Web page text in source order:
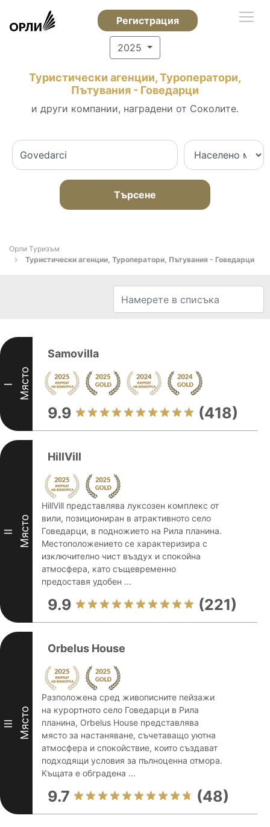
Регистрация
2025
Туристически агенции, Туроператори,
Пътувания - Говедарци
и други компании, наградени от Соколите.
Търсене
Орли Туризъм
Туристически агенции, Туроператори, Пътувания - Говедарци
I Място
Samovilla
9.9 (418)
II Място
HillVill
HillVill представлява луксозен комплекс от
вили, позициониран в атрактивното село
Говедарци, в подножието на Рила планина.
Местоположението се характеризира с
изключително чист въздух и спокойна
атмосфера, като същевременно
предоставя удобен ...
9.9 (221)
III Място
Orbelus House
Разположена сред живописните пейзажи
на курортното село Говедарци в Рила
планина, Orbelus House представлява
място за настаняване, съчетаващо уютна
атмосфера и спокойствие, които създават
подходящи условия за пълноценна отмора.
Къщата е обградена ...
9.7 (48)